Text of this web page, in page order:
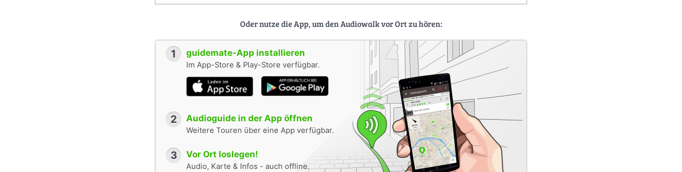
Oder nutze die App, um den Audiowalk vor Ort zu hören:
1 guidemate-App installieren
Im App-Store & Play-Store verfügbar.
2 Audioguide in der App öffnen
Weitere Touren über eine App verfügbar.
3 Vor Ort loslegen!
Audio, Karte & Infos - auch offline.